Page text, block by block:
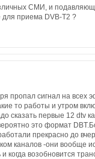
СМИ, и
для приема DVB-T2 ?
пропал сигнал на
то работы и утром
сказать первые 12 dtv
это формат
прекрасно до
каналов -они вообще
когда возобновится